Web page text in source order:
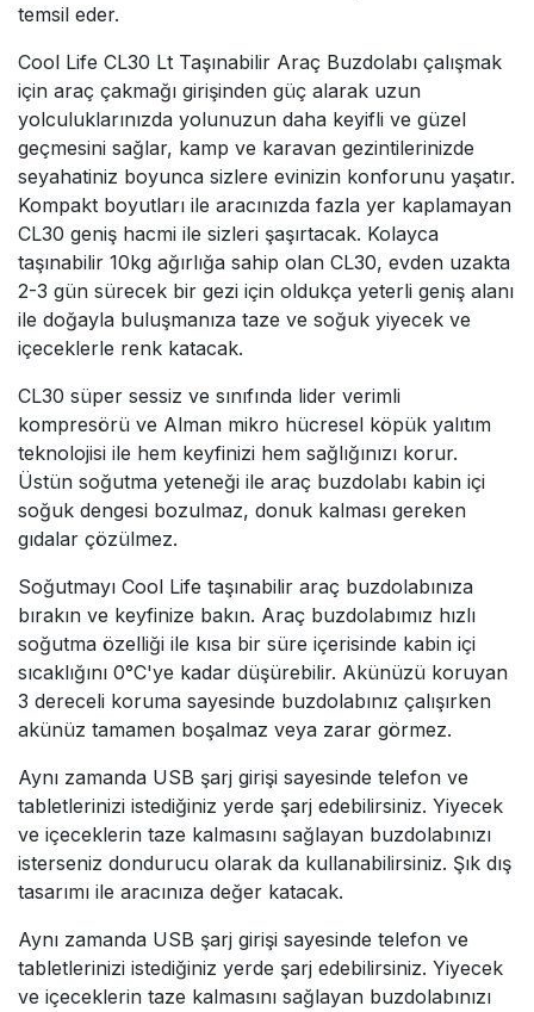
temsil eder.
Cool Life CL30 Lt Taşınabilir Araç Buzdolabı çalışmak
için araç çakmağı girişinden güç alarak uzun
yolculuklarınızda yolunuzun daha keyifli ve güzel
geçmesini sağlar, kamp ve karavan gezintilerinizde
seyahatiniz boyunca sizlere evinizin konforunu yaşatır.
Kompakt boyutları ile aracınızda fazla yer kaplamayan
CL30 geniş hacmi ile sizleri şaşırtacak. Kolayca
taşınabilir 10kg ağırlığa sahip olan CL30, evden uzakta
2-3 gün sürecek bir gezi için oldukça yeterli geniş alanı
ile doğayla buluşmanıza taze ve soğuk yiyecek ve
içeceklerle renk katacak.
CL30 süper sessiz ve sınıfında lider verimli
kompresörü ve Alman mikro hücresel köpük yalıtım
teknolojisi ile hem keyfinizi hem sağlığınızı korur.
Üstün soğutma yeteneği ile araç buzdolabı kabin içi
soğuk dengesi bozulmaz, donuk kalması gereken
gıdalar çözülmez.
Soğutmayı Cool Life taşınabilir araç buzdolabınıza
bırakın ve keyfinize bakın. Araç buzdolabımız hızlı
soğutma özelliği ile kısa bir süre içerisinde kabin içi
sıcaklığını 0°C'ye kadar düşürebilir. Akünüzü koruyan
3 dereceli koruma sayesinde buzdolabınız çalışırken
akünüz tamamen boşalmaz veya zarar görmez.
Aynı zamanda USB şarj girişi sayesinde telefon ve
tabletlerinizi istediğiniz yerde şarj edebilirsiniz. Yiyecek
ve içeceklerin taze kalmasını sağlayan buzdolabınızı
isterseniz dondurucu olarak da kullanabilirsiniz. Şık dış
tasarımı ile aracınıza değer katacak.
Aynı zamanda USB şarj girişi sayesinde telefon ve
tabletlerinizi istediğiniz yerde şarj edebilirsiniz. Yiyecek
ve içeceklerin taze kalmasını sağlayan buzdolabınızı